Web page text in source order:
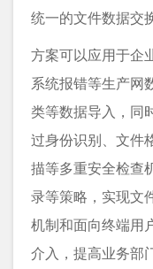
统一的文件数据交
方案可以应用于企
系统报错等生产网
类等数据导入，同
过身份识别、文件
描等多重安全检查
录等策略，实现文
机制和面向终端用
介入，提高业务部